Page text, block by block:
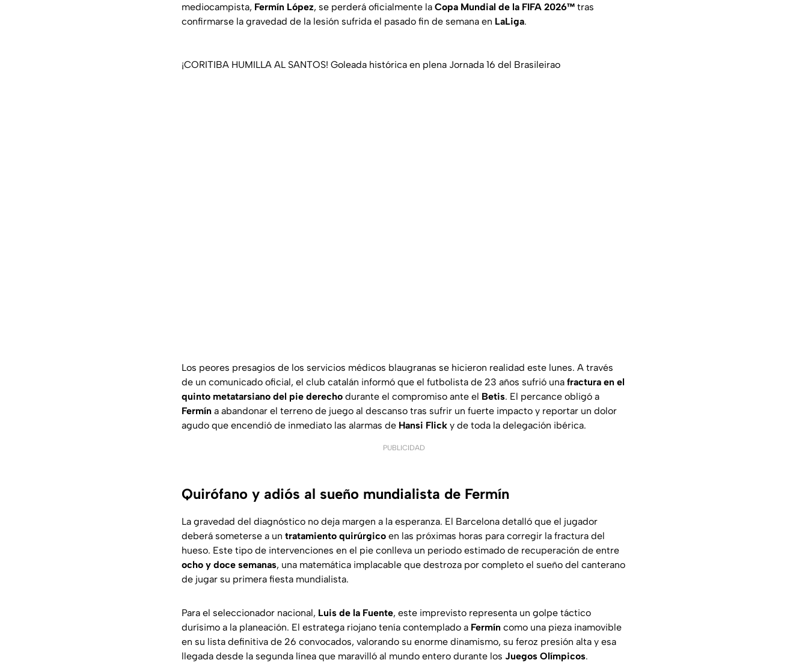
mediocampista, Fermín López, se perderá oficialmente la Copa Mundial de la FIFA 2026™ tras
confirmarse la gravedad de la lesión sufrida el pasado fin de semana en LaLiga.
¡CORITIBA HUMILLA AL SANTOS! Goleada histórica en plena Jornada 16 del Brasileirao
Los peores presagios de los servicios médicos blaugranas se hicieron realidad este lunes. A través
de un comunicado oficial, el club catalán informó que el futbolista de 23 años sufrió una fractura en el
quinto metatarsiano del pie derecho durante el compromiso ante el Betis. El percance obligó a
Fermín a abandonar el terreno de juego al descanso tras sufrir un fuerte impacto y reportar un dolor
agudo que encendió de inmediato las alarmas de Hansi Flick y de toda la delegación ibérica.
PUBLICIDAD
Quirófano y adiós al sueño mundialista de Fermín
La gravedad del diagnóstico no deja margen a la esperanza. El Barcelona detalló que el jugador
deberá someterse a un tratamiento quirúrgico en las próximas horas para corregir la fractura del
hueso. Este tipo de intervenciones en el pie conlleva un periodo estimado de recuperación de entre
ocho y doce semanas, una matemática implacable que destroza por completo el sueño del canterano
de jugar su primera fiesta mundialista.
Para el seleccionador nacional, Luis de la Fuente, este imprevisto representa un golpe táctico
durísimo a la planeación. El estratega riojano tenía contemplado a Fermín como una pieza inamovible
en su lista definitiva de 26 convocados, valorando su enorme dinamismo, su feroz presión alta y esa
llegada desde la segunda línea que maravilló al mundo entero durante los Juegos Olímpicos.